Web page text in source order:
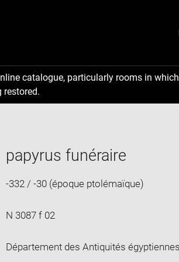
catalogue, particularly rooms in
restored.
papyrus funéraire
-332 / -30 (époque ptolémaïque)
N 3087 f 02
Département des Antiquités égyptiennes